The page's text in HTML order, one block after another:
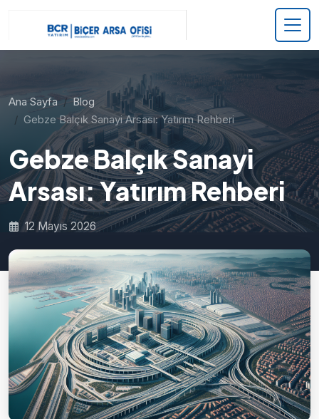
Ana Sayfa
Blog
Gebze Balçık Sanayi Arsası: Yatırım Rehberi
Gebze Balçık Sanayi
Arsası: Yatırım Rehberi
12 Mayıs 2026